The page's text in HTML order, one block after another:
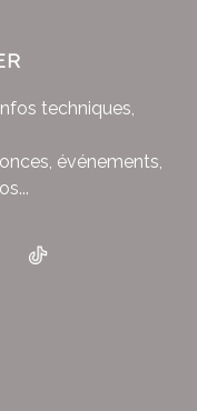
techniques,
événements,